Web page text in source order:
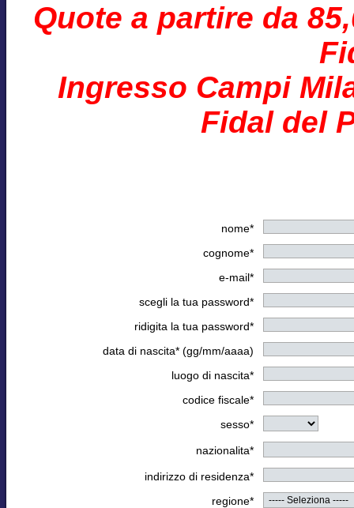
Quote a partire da
Ingresso Campi
Fidal del
nome*
cognome*
e-mail*
scegli la tua password*
ridigita la tua password*
data di nascita* (gg/mm/aaaa)
luogo di nascita*
codice fiscale*
sesso*
nazionalita*
indirizzo di residenza*
regione*